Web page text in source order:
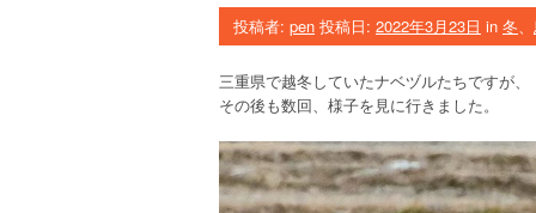
投稿者: pen 投稿日: 2022年3月23日 in 冬
三重県で越冬していたナベヅルたちですが、
その後も数回、様子を見に行きました。